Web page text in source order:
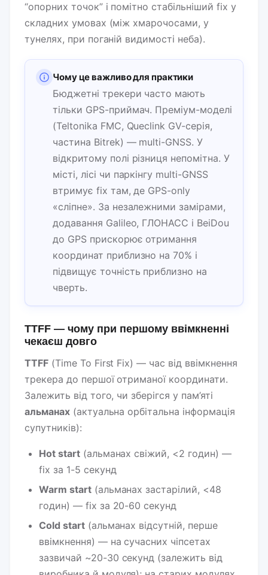
“опорних точок” і помітно стабільніший fix у
складних умовах (між хмарочосами, у
тунелях, при поганій видимості неба).
Чому це важливо для практики
Бюджетні трекери часто мають
тільки GPS-приймач. Преміум-моделі
(Teltonika FMC, Queclink GV-серія,
частина Bitrek) — multi-GNSS. У
відкритому полі різниця непомітна. У
місті, лісі чи паркінгу multi-GNSS
втримує fix там, де GPS-only
«сліпне». За незалежними замірами,
додавання Galileo, ГЛОНАСС і BeiDou
до GPS прискорює отримання
координат приблизно на 70% і
підвищує точність приблизно на
чверть.
TTFF — чому при першому ввімкненні
чекаєш довго
TTFF(Time To First Fix) — час від ввімкнення
трекера до першої отриманої координати.
Залежить від того, чи зберігся у пам’яті
альманах(актуальна орбітальна інформація
супутників):
Hot start(альманах свіжий, <2 годин) —
fix за 1-5 секунд
Warm start(альманах застарілий, <48
годин) — fix за 20-60 секунд
Cold start(альманах відсутній, перше
ввімкнення) — на сучасних чіпсетах
зазвичай ~20-30 секунд (залежить від